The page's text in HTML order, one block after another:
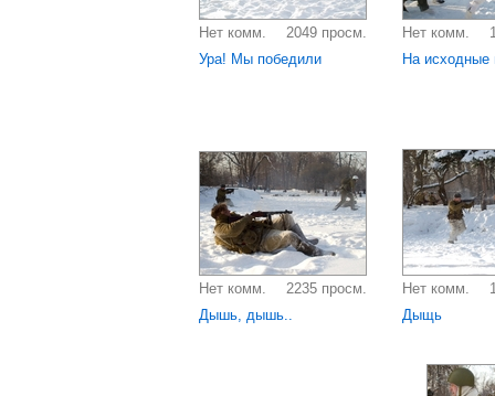
Нет комм.
2049 просм.
Ура! Мы победили
Нет комм.
На исходные
Нет комм.
2235 просм.
Дышь, дышь..
Нет комм.
Дыщь